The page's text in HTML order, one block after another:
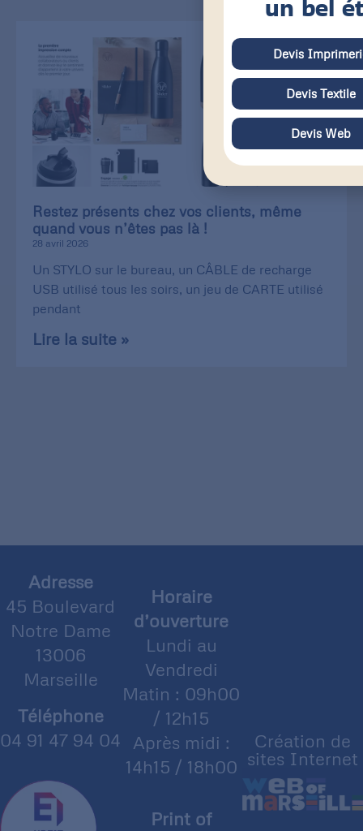
Restez présents chez vos clients, même
quand vous n’êtes pas là !
28 avril 2026
Un STYLO sur le bureau, un CÂBLE de recharge
USB utilisé tous les soirs, un jeu de CARTE utilisé
pendant
Lire la suite »
Adresse
45 Boulevard
Notre Dame
13006
Marseille
Téléphone
04 91 47 94 04
Horaire
d’ouverture
Lundi au
Vendredi
Matin : 09h00
/ 12h15
Après midi :
14h15 / 18h00
Print of
Création de
sites Internet
un bel
Devis
Devis Textile
Devis Web